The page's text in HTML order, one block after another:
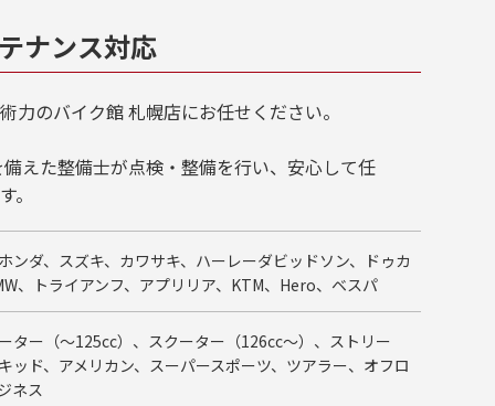
ナンス対応
力のバイク館 札幌店にお任せください。
えた整備士が点検・整備を行い、安心して任
。
ンダ、スズキ、カワサキ、ハーレーダビッドソン、ドゥカ
、トライアンフ、アプリリア、KTM、Hero、ベスパ
ター（～125cc）、スクーター（126cc～）、ストリー
ッド、アメリカン、スーパースポーツ、ツアラー、オフロ
ネス